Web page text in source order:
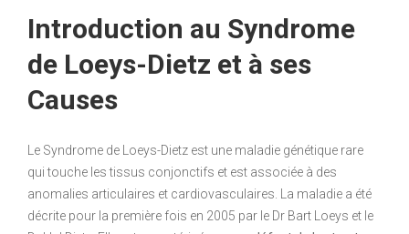
Introduction au Syndrome
de Loeys-Dietz et à ses
Causes
Le Syndrome de Loeys-Dietz est une maladie génétique rare
qui touche les tissus conjonctifs et est associée à des
anomalies articulaires et cardiovasculaires. La maladie a été
décrite pour la première fois en 2005 par le Dr Bart Loeys et le